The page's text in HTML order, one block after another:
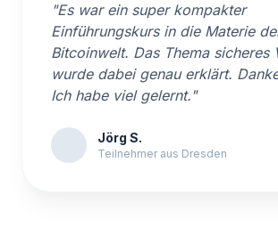
"Es war ein super kompakter
Einführungskurs in die Materie
Bitcoinwelt. Das Thema sicheres
wurde dabei genau erklärt.
Ich habe viel gelernt."
Jörg S.
Teilnehmer aus Dresden